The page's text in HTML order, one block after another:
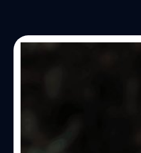
24/07/2018
PES 2019 เปิดให้พ
ค่ายเกม Konami ได้เปิดให้
David Beckham Edition ร
Core i5-3470 หรือ AMD
(1280x720 พิกเซล) ส่วนกา